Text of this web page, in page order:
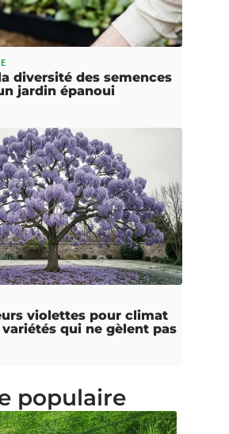
diversité des semences
jardin épanoui
violettes pour climat
qui ne gèlent pas
populaire